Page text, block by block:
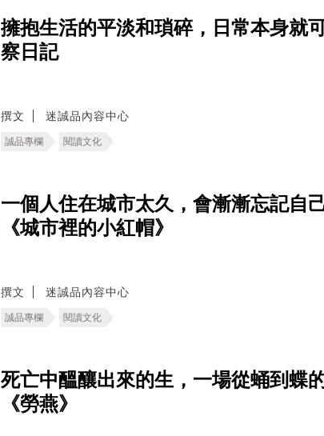
擁抱生活的平淡和瑣碎，日常本身就
察日記
撰文 迷誠品內容中心
誠品專欄 閱讀文化
一個人住在城市太久，會漸漸忘記自
《城市裡的小紅帽》
撰文 迷誠品內容中心
誠品專欄 閱讀文化
死亡中醞釀出來的生，一場從蛹到蝶
《勞燕》